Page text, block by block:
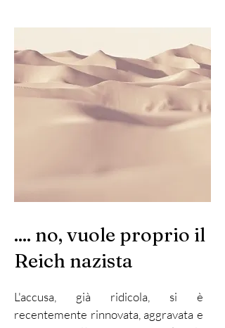
.... no, vuole proprio il
Reich nazista
L'accusa, già ridicola, si è
recentemente rinnovata, aggravata e